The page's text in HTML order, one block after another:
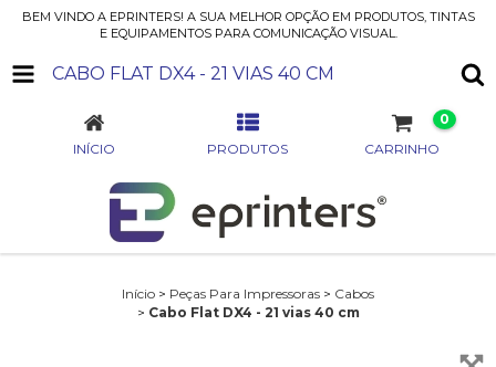
BEM VINDO A EPRINTERS! A SUA MELHOR OPÇÃO EM PRODUTOS, TINTAS
E EQUIPAMENTOS PARA COMUNICAÇÃO VISUAL.
CABO FLAT DX4 - 21 VIAS 40 CM
INÍCIO PRODUTOS CARRINHO
0
Início > Peças Para Impressoras > Cabos
> Cabo Flat DX4 - 21 vias 40 cm